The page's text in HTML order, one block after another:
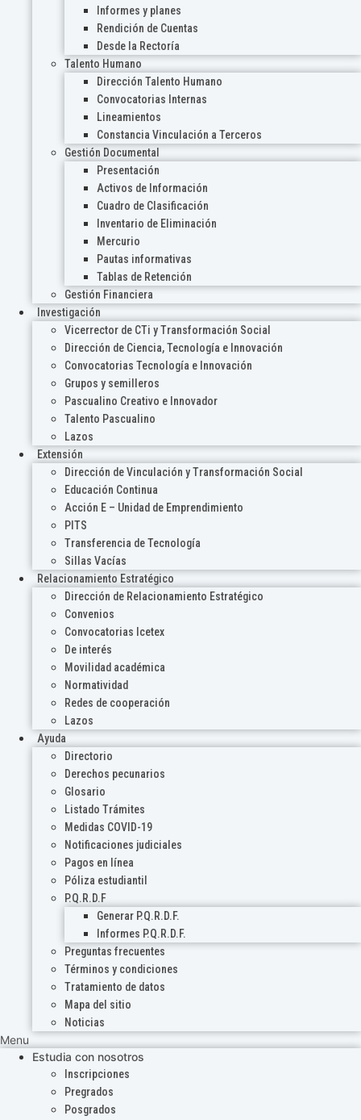
Informes y planes
Rendición de Cuentas
Desde la Rectoría
Talento Humano
Dirección Talento Humano
Convocatorias Internas
Lineamientos
Constancia Vinculación a Terceros
Gestión Documental
Presentación
Activos de Información
Cuadro de Clasificación
Inventario de Eliminación
Mercurio
Pautas informativas
Tablas de Retención
Gestión Financiera
Investigación
Vicerrector de CTi y Transformación Social
Dirección de Ciencia, Tecnología e Innovación
Convocatorias Tecnología e Innovación
Grupos y semilleros
Pascualino Creativo e Innovador
Talento Pascualino
Lazos
Extensión
Dirección de Vinculación y Transformación Social
Educación Continua
Acción E – Unidad de Emprendimiento
PITS
Transferencia de Tecnología
Sillas Vacías
Relacionamiento Estratégico
Dirección de Relacionamiento Estratégico
Convenios
Convocatorias Icetex
De interés
Movilidad académica
Normatividad
Redes de cooperación
Lazos
Ayuda
Directorio
Derechos pecunarios
Glosario
Listado Trámites
Medidas COVID-19
Notificaciones judiciales
Pagos en línea
Póliza estudiantil
P.Q.R.D.F
Generar P.Q.R.D.F.
Informes P.Q.R.D.F.
Preguntas frecuentes
Términos y condiciones
Tratamiento de datos
Mapa del sitio
Noticias
Menu
Estudia con nosotros
Inscripciones
Pregrados
Posgrados